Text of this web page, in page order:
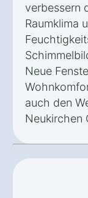
verbessern
Raumklima
Neue
auch den
Neukirchen